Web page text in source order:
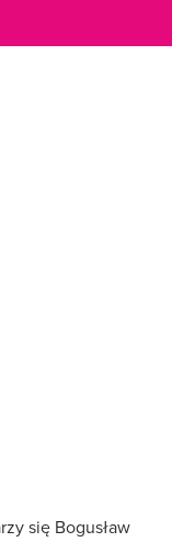
się Bogusław